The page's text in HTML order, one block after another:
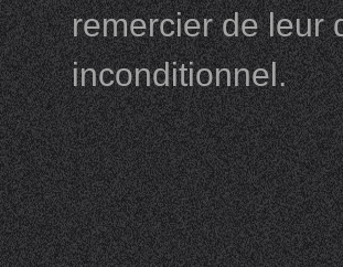
remercier de leur
inconditionnel.